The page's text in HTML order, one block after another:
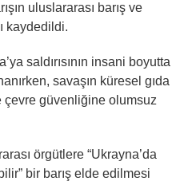
uluslararası barış ve
kaydedildi.
saldırısının insani boyutta
savaşın küresel gıda
güvenliğine olumsuz
örgütlere “Ukrayna’da
bir barış elde edilmesi